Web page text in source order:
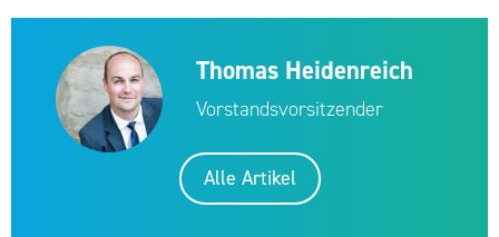
Thomas Heidenreich
Vorstandsvorsitzender
Alle Artikel